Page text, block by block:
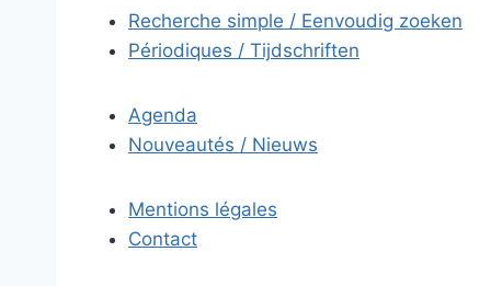
Recherche simple / Eenvoudig zoeken
Périodiques / Tijdschriften
Agenda
Nouveautés / Nieuws
Mentions légales
Contact